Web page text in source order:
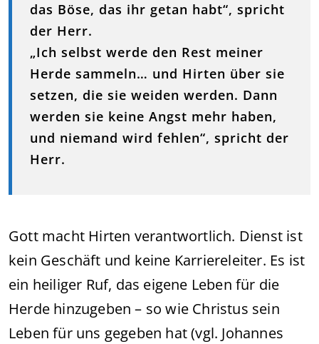
das Böse, das ihr getan habt“, spricht
der Herr.
„Ich selbst werde den Rest meiner
Herde sammeln… und Hirten über sie
setzen, die sie weiden werden. Dann
werden sie keine Angst mehr haben,
und niemand wird fehlen“, spricht der
Herr.
Gott macht Hirten verantwortlich. Dienst ist
kein Geschäft und keine Karriereleiter. Es ist
ein heiliger Ruf, das eigene Leben für die
Herde hinzugeben – so wie Christus sein
Leben für uns gegeben hat (vgl. Johannes